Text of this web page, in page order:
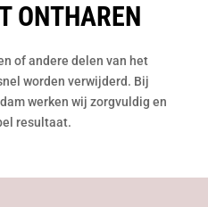
ONTHAREN
of andere delen van het
worden verwijderd. Bij
werken wij zorgvuldig en
resultaat.